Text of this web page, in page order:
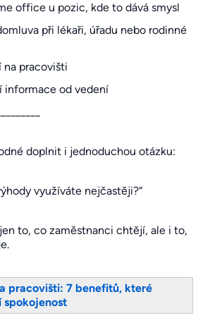
office u pozic, kde to dává smysl
při lékaři, úřadu nebo rodinné
na pracovišti
informace od vedení
doplnit i jednoduchou otázku:
využíváte nejčastěji?“
to, co zaměstnanci chtějí, ale i to,
pracovišti: 7 benefitů, které
spokojenost